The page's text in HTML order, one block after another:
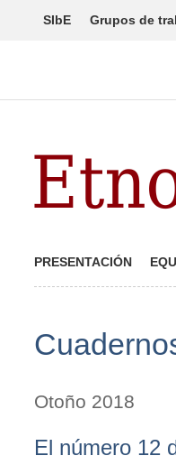
SIbE Grupos de
PRESENTACIÓN
Otoño 2018
El número 12